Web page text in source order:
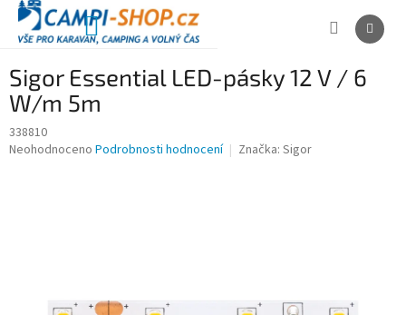
Přejít
obsah
NÁKUPNÍ
Sigor Essential LED-pásky 12 V / 6
W/m 5m
338810
Průměrné
Neohodnoceno Podrobnosti hodnocení Značka: Sigor